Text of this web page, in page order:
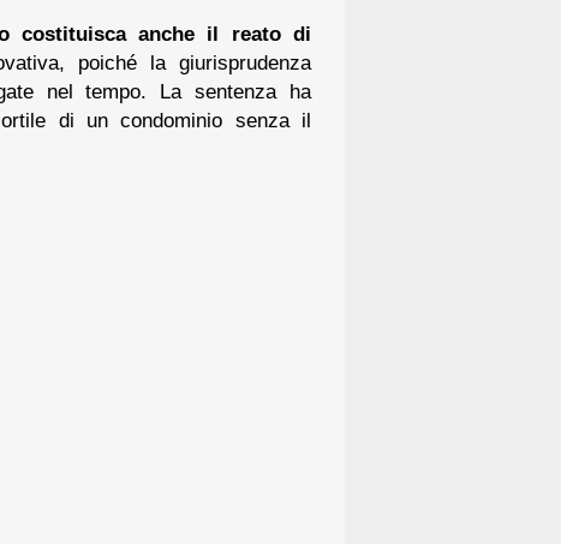
costituisca anche il reato di
poiché la giurisprudenza
nel tempo. La sentenza ha
di un condominio senza il